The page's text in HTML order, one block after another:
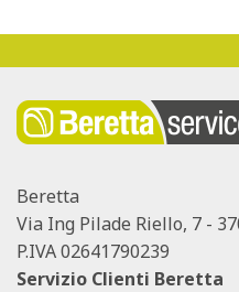
Beretta
Via Ing Pilade Riello, 7 -
P.IVA 02641790239
Servizio Clienti Beretta